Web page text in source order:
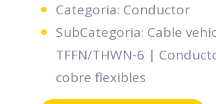
Categoria: Conductor
SubCategoria: Cable
TFFN/THWN-6 |
cobre flexibles